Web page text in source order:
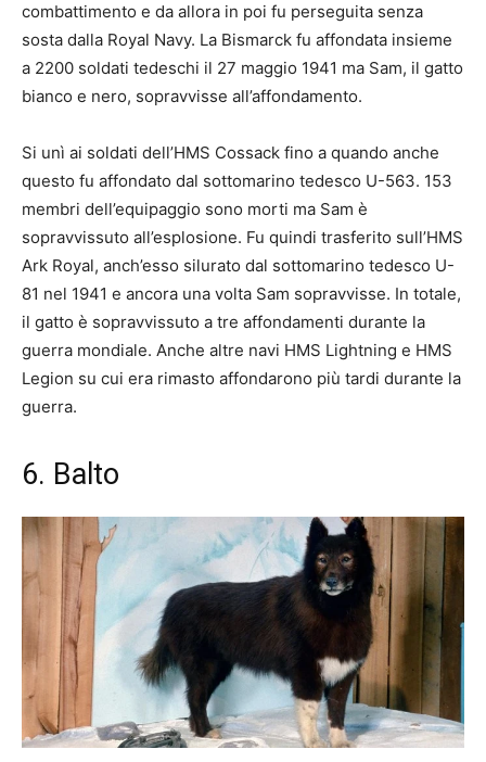
combattimento e da allora in poi fu perseguita senza
sosta dalla Royal Navy. La Bismarck fu affondata insieme
a 2200 soldati tedeschi il 27 maggio 1941 ma Sam, il gatto
bianco e nero, sopravvisse all’affondamento.
Si unì ai soldati dell’HMS Cossack fino a quando anche
questo fu affondato dal sottomarino tedesco U-563. 153
membri dell’equipaggio sono morti ma Sam è
sopravvissuto all’esplosione. Fu quindi trasferito sull’HMS
Ark Royal, anch’esso silurato dal sottomarino tedesco U-
81 nel 1941 e ancora una volta Sam sopravvisse. In totale,
il gatto è sopravvissuto a tre affondamenti durante la
guerra mondiale. Anche altre navi HMS Lightning e HMS
Legion su cui era rimasto affondarono più tardi durante la
guerra.
6. Balto